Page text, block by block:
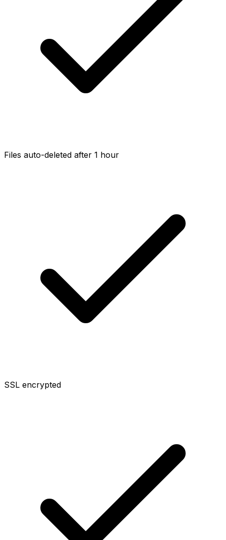
Files auto-deleted after 1 hour
SSL encrypted